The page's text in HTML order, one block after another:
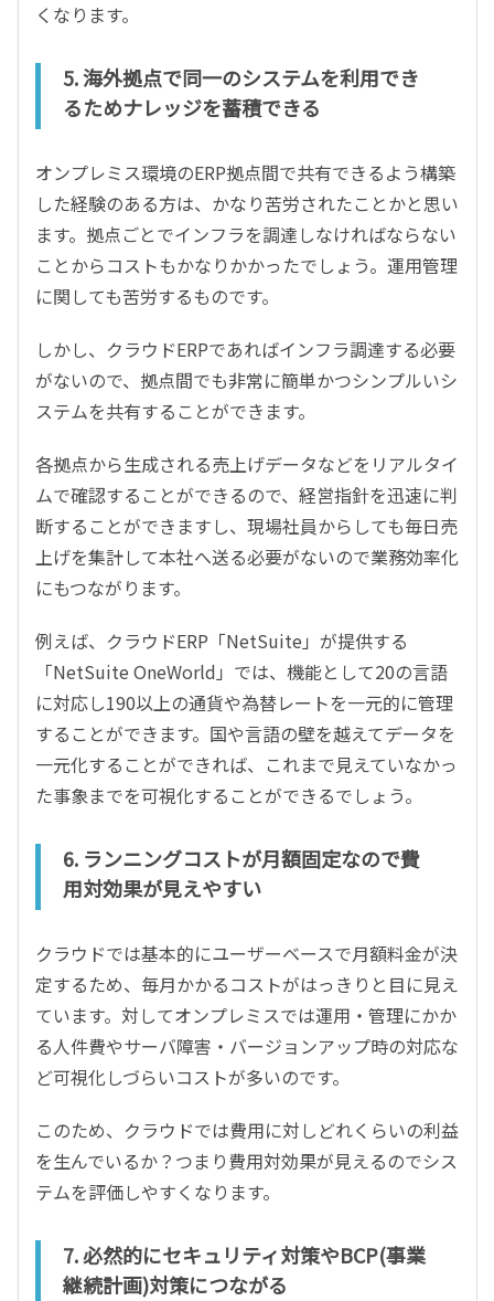
くなります。
5. 海外拠点で同一のシステムを利用でき
るためナレッジを蓄積できる
オンプレミス環境のERP拠点間で共有できるよう構築
した経験のある方は、かなり苦労されたことかと思い
ます。拠点ごとでインフラを調達しなければならない
ことからコストもかなりかかったでしょう。運用管理
に関しても苦労するものです。
しかし、クラウドERPであればインフラ調達する必要
がないので、拠点間でも非常に簡単かつシンプルいシ
ステムを共有することができます。
各拠点から生成される売上げデータなどをリアルタイ
ムで確認することができるので、経営指針を迅速に判
断することができますし、現場社員からしても毎日売
上げを集計して本社へ送る必要がないので業務効率化
にもつながります。
例えば、クラウドERP「NetSuite」が提供する
「NetSuite OneWorld」では、機能として20の言語
に対応し190以上の通貨や為替レートを一元的に管理
することができます。国や言語の壁を越えてデータを
一元化することができれば、これまで見えていなかっ
た事象までを可視化することができるでしょう。
6. ランニングコストが月額固定なので費
用対効果が見えやすい
クラウドでは基本的にユーザーベースで月額料金が決
定するため、毎月かかるコストがはっきりと目に見え
ています。対してオンプレミスでは運用・管理にかか
る人件費やサーバ障害・バージョンアップ時の対応な
ど可視化しづらいコストが多いのです。
このため、クラウドでは費用に対しどれくらいの利益
を生んでいるか？つまり費用対効果が見えるのでシス
テムを評価しやすくなります。
7. 必然的にセキュリティ対策やBCP(事業
継続計画)対策につながる